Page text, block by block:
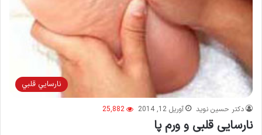
نارسايي قلبي
دکتر حسین نوید آوریل 12, 2014 25,882
نارسایی قلبی و ورم پا